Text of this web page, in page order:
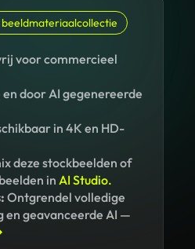
voor commercieel
door AI gegenereerde
in 4K en HD-
deze stockbeelden of
in AI Studio.
Ontgrendel volledige
en geavanceerde AI —